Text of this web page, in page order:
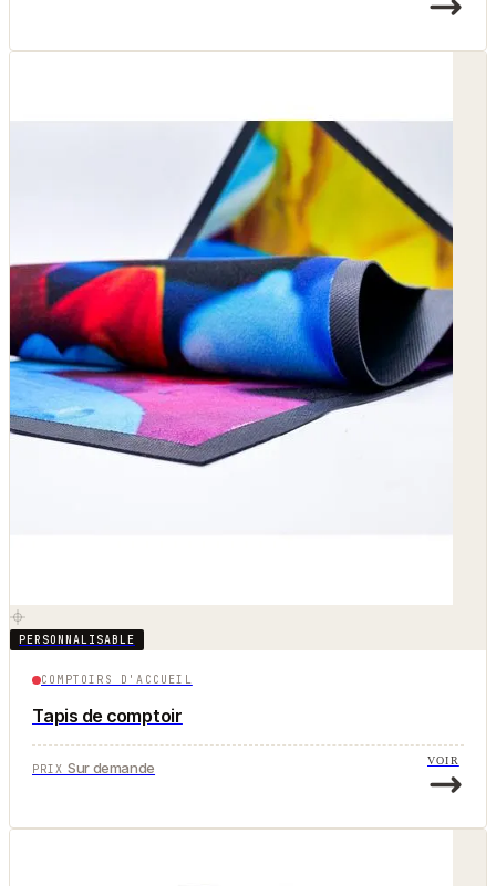
PERSONNALISABLE
COMPTOIRS D'ACCUEIL
Tapis de comptoir
PRIX Sur demande VOIR